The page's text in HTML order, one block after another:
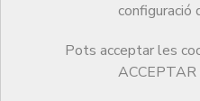
configuració
Pots acceptar les